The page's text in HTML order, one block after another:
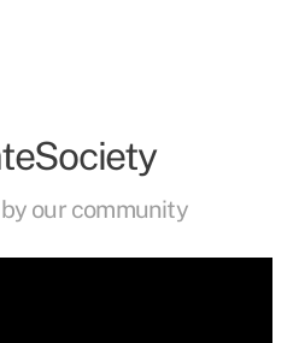
our community